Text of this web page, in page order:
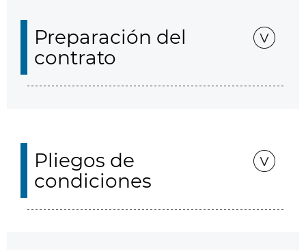
Preparación del
contrato
Pliegos de
condiciones